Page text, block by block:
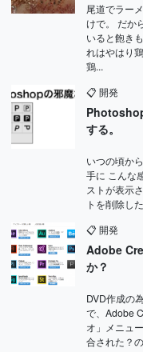
尾道でラー
けで。 だか
いると飽き
れはやはり
鶏...
📋 開発
する。
いつの頃か
手に こんな
ストが表示
トを削除し
📋 開発
Adobe
か？
DVD作成の
で、Adobe
オ」メニュ
合された？